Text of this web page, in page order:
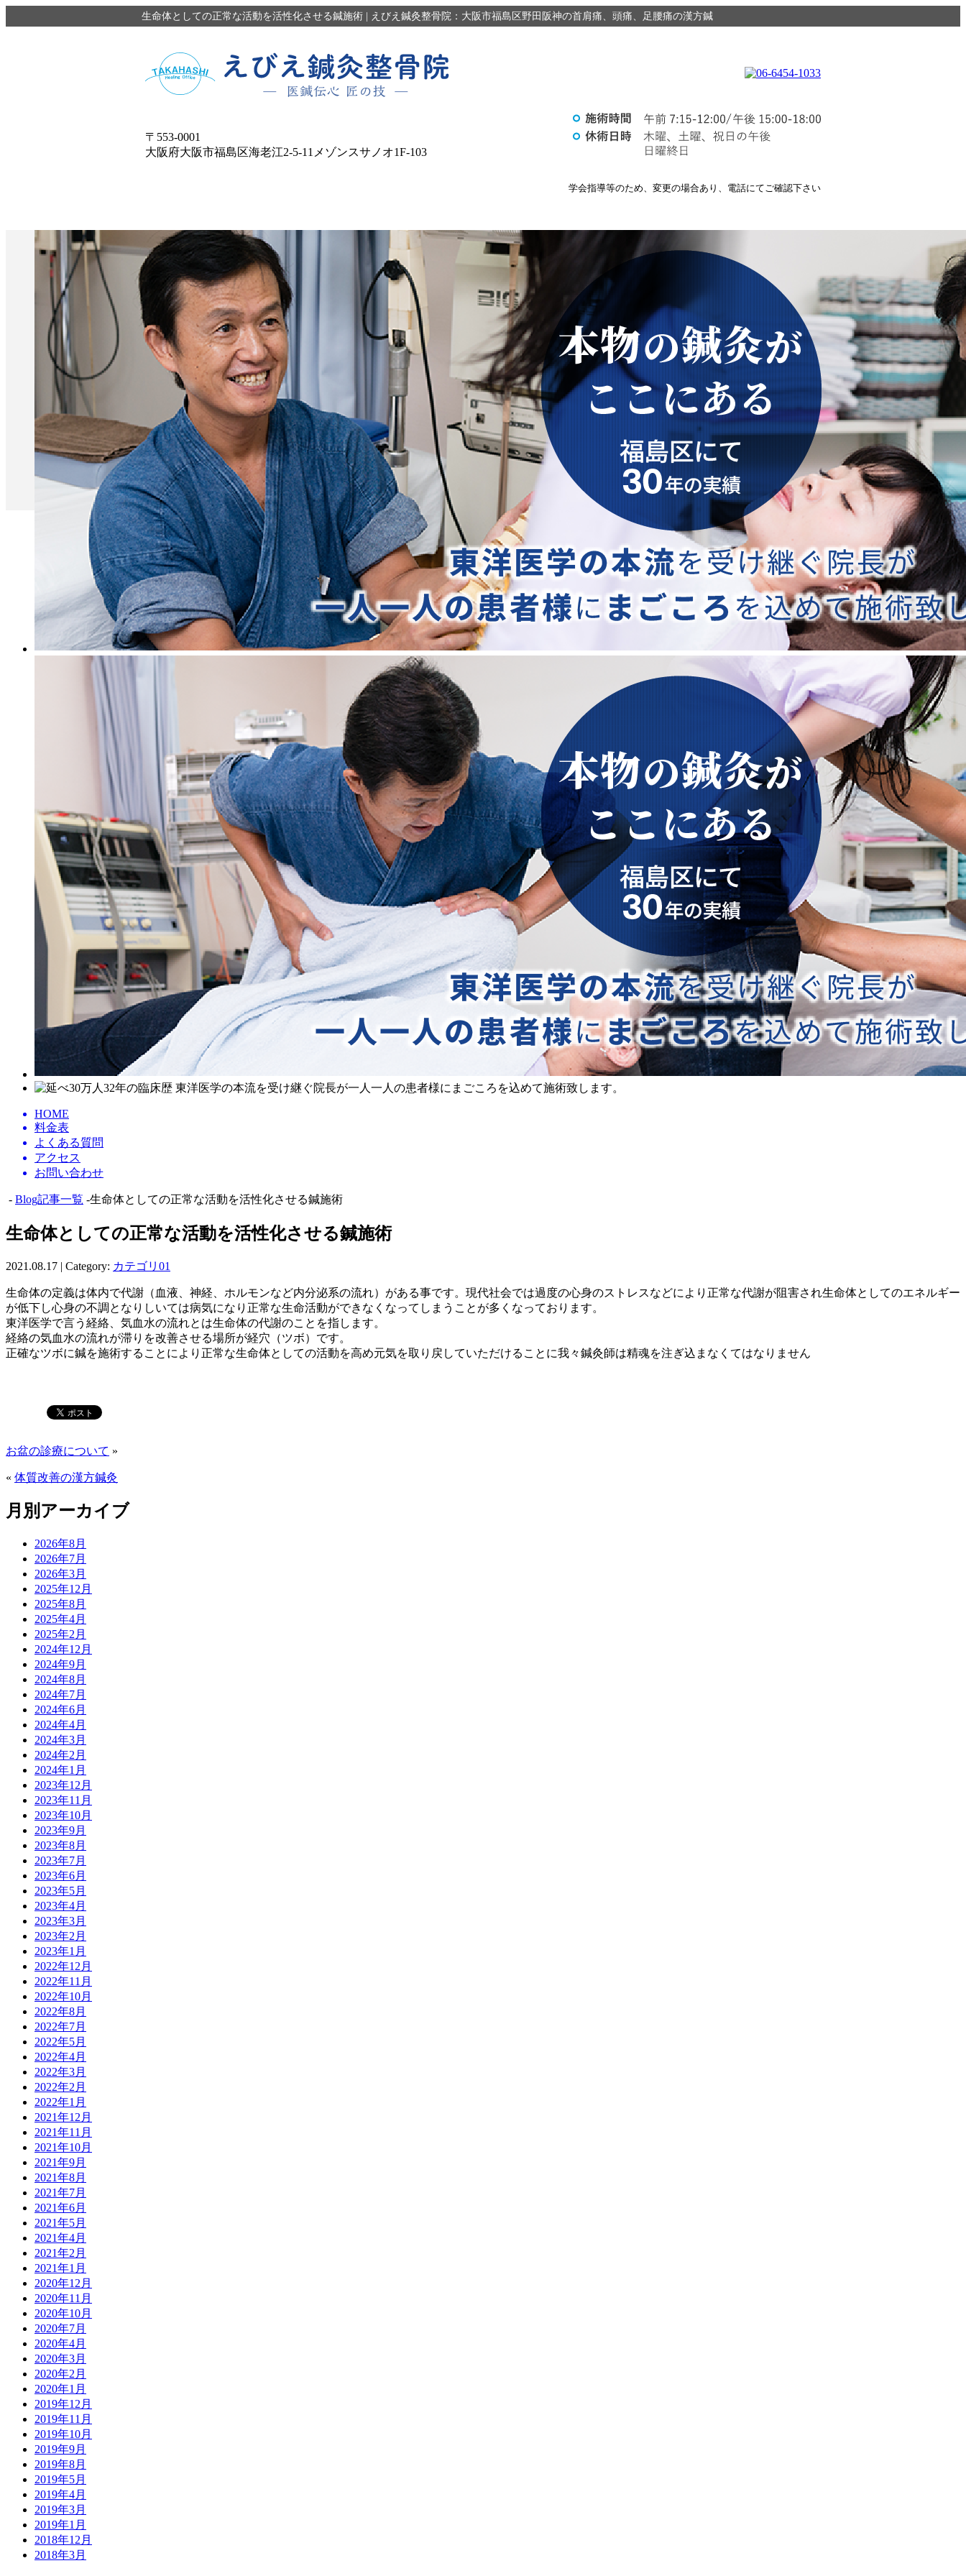
生命体としての正常な活動を活性化させる鍼施術 | えびえ鍼灸整骨院：大阪市福島区野田阪神の首肩痛、頭痛、足腰痛の漢方鍼
〒553-0001
大阪府大阪市福島区海老江2-5-11メゾンスサノオ1F-103
学会指導等のため、変更の場合あり、電話にてご確認下さい
HOME
料金表
よくある質問
アクセス
お問い合わせ
- Blog記事一覧 -生命体としての正常な活動を活性化させる鍼施術
生命体としての正常な活動を活性化させる鍼施術
2021.08.17 | Category: カテゴリ01
生命体の定義は体内で代謝（血液、神経、ホルモンなど内分泌系の流れ）がある事です。現代社会では過度の心身のストレスなどにより正常な代謝が阻害され生命体としてのエネルギー
が低下し心身の不調となりしいては病気になり正常な生命活動ができなくなってしまうことが多くなっております。
東洋医学で言う経絡、気血水の流れとは生命体の代謝のことを指します。
経絡の気血水の流れが滞りを改善させる場所が経穴（ツボ）です。
正確なツボに鍼を施術することにより正常な生命体としての活動を高め元気を取り戻していただけることに我々鍼灸師は精魂を注ぎ込まなくてはなりません
お盆の診療について »
« 体質改善の漢方鍼灸
月別アーカイブ
2026年8月
2026年7月
2026年3月
2025年12月
2025年8月
2025年4月
2025年2月
2024年12月
2024年9月
2024年8月
2024年7月
2024年6月
2024年4月
2024年3月
2024年2月
2024年1月
2023年12月
2023年11月
2023年10月
2023年9月
2023年8月
2023年7月
2023年6月
2023年5月
2023年4月
2023年3月
2023年2月
2023年1月
2022年12月
2022年11月
2022年10月
2022年8月
2022年7月
2022年5月
2022年4月
2022年3月
2022年2月
2022年1月
2021年12月
2021年11月
2021年10月
2021年9月
2021年8月
2021年7月
2021年6月
2021年5月
2021年4月
2021年2月
2021年1月
2020年12月
2020年11月
2020年10月
2020年7月
2020年4月
2020年3月
2020年2月
2020年1月
2019年12月
2019年11月
2019年10月
2019年9月
2019年8月
2019年5月
2019年4月
2019年3月
2019年1月
2018年12月
2018年3月